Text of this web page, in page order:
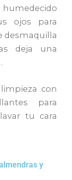
humedecido
ojos para
desmaquilla
deja una
con
para
tu cara
y